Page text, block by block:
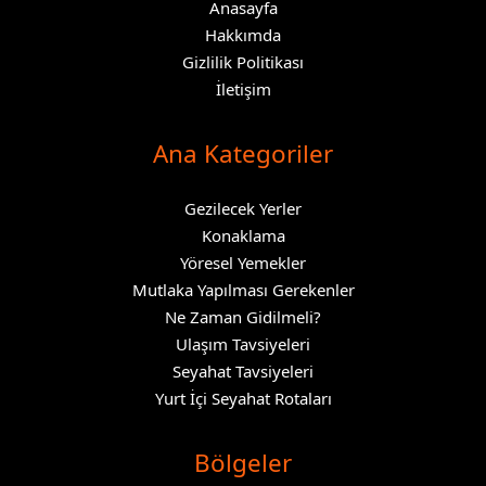
Anasayfa
Hakkımda
Gizlilik Politikası
İletişim
Ana Kategoriler
Gezilecek Yerler
Konaklama
Yöresel Yemekler
Mutlaka Yapılması Gerekenler
Ne Zaman Gidilmeli?
Ulaşım Tavsiyeleri
Seyahat Tavsiyeleri
Yurt İçi Seyahat Rotaları
Bölgeler